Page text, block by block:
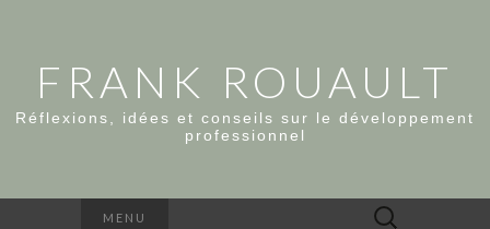
FRANK ROUAULT
Réflexions, idées et conseils sur le développement
professionnel
MENU Rechercher :